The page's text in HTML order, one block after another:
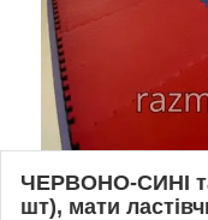
ЧЕРВОНО-СИНІ
шт), мати